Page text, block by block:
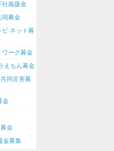
社義援金
同募金
ビ ネット募
ワーク募金
えもん募金
同災害募
金
金
金募集